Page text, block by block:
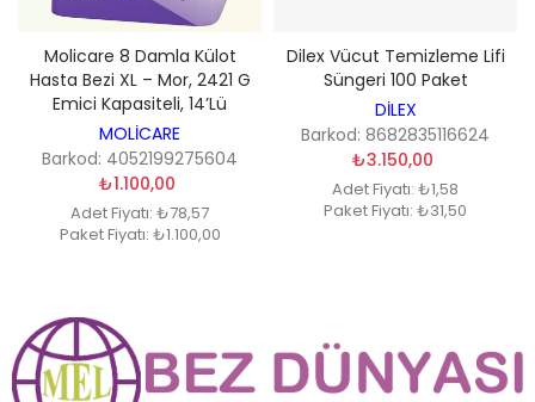
Molicare 8 Damla Külot
Hasta Bezi XL – Mor, 2421 G
Emici Kapasiteli, 14’lü
MOLİCARE
Barkod: 4052199275604
₺1.100,00
Adet Fiyatı: ₺78,57
Paket Fiyatı: ₺1.100,00
Dilex Vücut Temizleme Lifi
Süngeri 100 Paket
DİLEX
Barkod: 8682835116624
₺3.150,00
Adet Fiyatı: ₺1,58
Paket Fiyatı: ₺31,50